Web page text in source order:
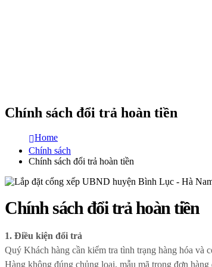
Chính sách đổi trả hoàn tiền
Home
Chính sách
Chính sách đổi trả hoàn tiền
Chính sách đổi trả hoàn tiền
1. Điều kiện đổi trả
Quý Khách hàng cần kiểm tra tình trạng hàng hóa và
Hàng không đúng chủng loại, mẫu mã trong đơn